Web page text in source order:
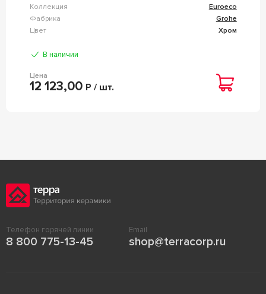
Коллекция
Euroeco
Фабрика
Grohe
Цвет
Хром
В наличии
Цена
12 123,00 Р / шт.
Телефон горячей линии
8 800 775-13-45
Email
shop@terracorp.ru